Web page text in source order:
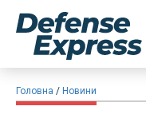
Головна Новини